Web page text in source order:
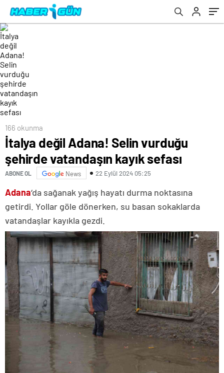
166 okunma
İtalya değil Adana! Selin vurduğu
şehirde vatandaşın kayık sefası
ABONE OL News 22 Eylül 2024 05:25
Adana‘da sağanak yağış hayatı durma noktasına
getirdi. Yollar göle dönerken, su basan sokaklarda
vatandaşlar kayıkla gezdi.